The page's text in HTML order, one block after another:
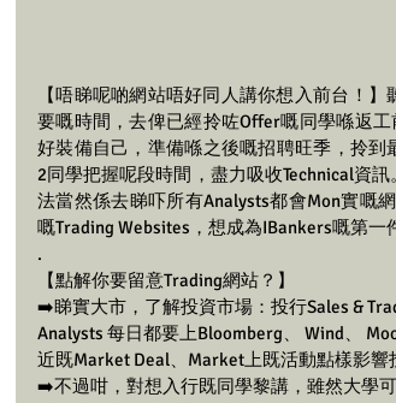
【唔睇呢啲網站唔好同人講你想入前台！
要嘅時間，去俾已經拎咗Offer嘅同學喺返
好裝備自己，準備喺之後嘅招聘旺季，拎到
2同學把握呢段時間，盡力吸收Technical資
法當然係去睇吓所有Analysts都會Mon實嘅
嘅Trading Websites，想成為IBankers嘅第
.
【點解你要留意Trading網站？】
➡️睇實大市，了解投資市場：投行Sales &
Analysts 每日都要上Bloomberg、 Wind、
近既Market Deal、Market上既活動點樣影響
➡️不過咁，對想入行既同學黎講，雖然大學